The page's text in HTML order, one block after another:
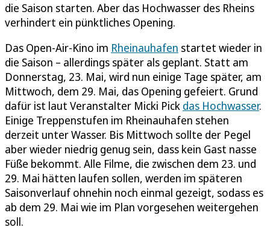
die Saison starten. Aber das Hochwasser des Rheins
verhindert ein pünktliches Opening.
Das Open-Air-Kino im Rheinauhafen startet wieder in
die Saison – allerdings später als geplant. Statt am
Donnerstag, 23. Mai, wird nun einige Tage später, am
Mittwoch, dem 29. Mai, das Opening gefeiert. Grund
dafür ist laut Veranstalter Micki Pick das Hochwasser.
Einige Treppenstufen im Rheinauhafen stehen
derzeit unter Wasser. Bis Mittwoch sollte der Pegel
aber wieder niedrig genug sein, dass kein Gast nasse
Füße bekommt. Alle Filme, die zwischen dem 23. und
29. Mai hätten laufen sollen, werden im späteren
Saisonverlauf ohnehin noch einmal gezeigt, sodass es
ab dem 29. Mai wie im Plan vorgesehen weitergehen
soll.